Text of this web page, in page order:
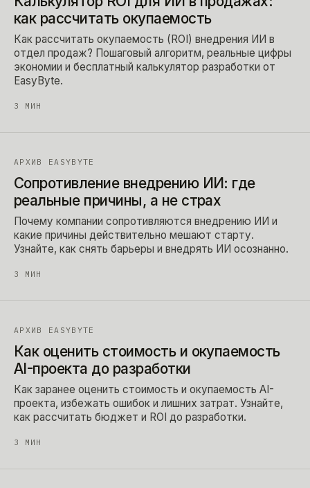
как рассчитать окупаемость
Как рассчитать окупаемость (ROI) внедрения ИИ в
отдел продаж? Пошаговый алгоритм, реальные цифры
экономии и бесплатный калькулятор разработки от
EasyByte.
3 МИН
АРХИВ EASYBYTE
Сопротивление внедрению ИИ: где
реальные причины, а не страх
Почему компании сопротивляются внедрению ИИ и
какие причины действительно мешают старту.
Узнайте, как снять барьеры и внедрять ИИ осознанно.
3 МИН
АРХИВ EASYBYTE
Как оценить стоимость и окупаемость
AI-проекта до разработки
Как заранее оценить стоимость и окупаемость AI-
проекта, избежать ошибок и лишних затрат. Узнайте,
как рассчитать бюджет и ROI до разработки.
3 МИН